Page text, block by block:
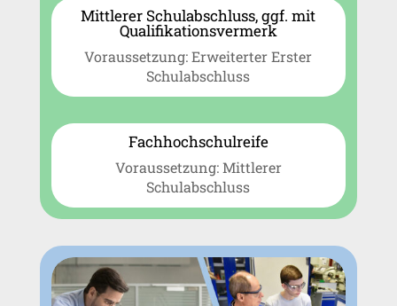
Mittlerer Schulabschluss, ggf. mit
Qualifikationsvermerk
Voraussetzung: Erweiterter Erster
Schulabschluss
Fachhochschulreife
Voraussetzung: Mittlerer
Schulabschluss